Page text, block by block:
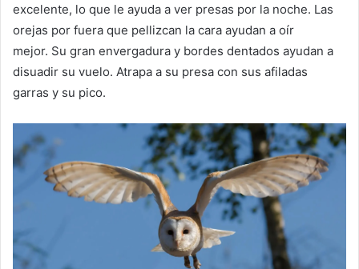
excelente, lo que le ayuda a ver presas por la noche. Las
orejas por fuera que pellizcan la cara ayudan a oír
mejor. Su gran envergadura y bordes dentados ayudan a
disuadir su vuelo. Atrapa a su presa con sus afiladas
garras y su pico.